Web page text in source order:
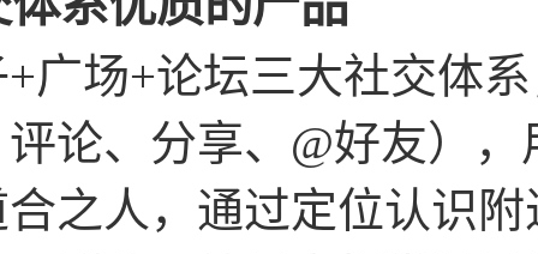
广场+论坛三大社交体
论、分享、@好友）
之人，通过定位认识